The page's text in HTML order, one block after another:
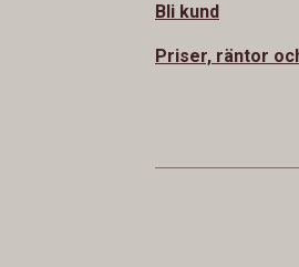
Bli kund
Priser, räntor